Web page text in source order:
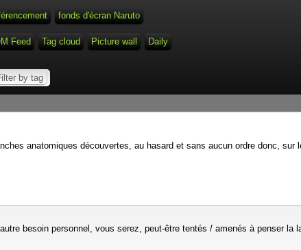
fonds d'écran Naruto
Feed Tag cloud Picture wall Daily
anatomiques découvertes, au hasard et sans aucun ordre donc, sur
besoin personnel, vous serez, peut-être tentés / amenés à penser la